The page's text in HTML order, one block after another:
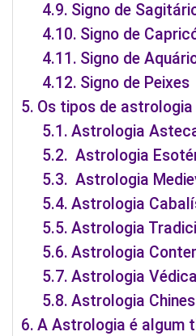
Signo de
Signo de
Signo de
Signo de Peixes
Os tipos de astrologia
Astrologia
Astrologia
Astrologia
Astrologia
Astrologia
Astrologia
Astrologia Védica
Astrologia
A Astrologia é algum